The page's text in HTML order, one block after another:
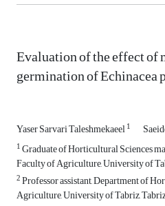
Evaluation of the effect of
germination of ‎Echinacea
Yaser Sarvari Taleshmekaeel1
1Graduate of Horticultural Sciences
Faculty of Agriculture, University of
2Professor assistant, Department of
Agriculture, University of Tabriz,